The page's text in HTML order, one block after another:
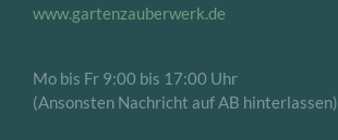
www.gartenzauberwerk.de
Mo bis Fr 9:00 bis 17:00 Uhr
(Ansonsten Nachricht auf AB hinterlassen)